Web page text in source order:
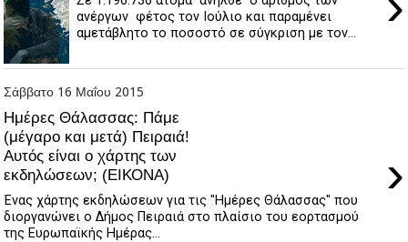
ανέργων φέτος τον Ιούλιο και παραμένει
αμετάβλητο το ποσοστό σε σύγκριση με τον...
Σάββατο 16 Μαΐου 2015
Ημέρες Θάλασσας: Πάμε
(μέγαρο και μετά) Πειραιά!
Αυτός είναι ο χάρτης των
εκδηλώσεων; (ΕΙΚΟΝΑ)
›
Ένας χάρτης εκδηλώσεων για τις "Ημέρες Θάλασσας" που
διοργανώνει ο Δήμος Πειραιά στο πλαίσιο του εορτασμού
της Ευρωπαϊκής Ημέρας...